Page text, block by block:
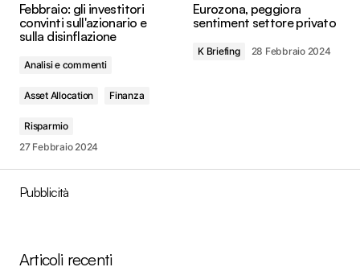
Febbraio: gli investitori
convinti sull'azionario e
sulla disinflazione
Analisi e commenti
Asset Allocation Finanza
Risparmio
27 Febbraio 2024
Eurozona, peggiora
sentiment settore privato
K Briefing 28 Febbraio 2024
Pubblicità
Articoli recenti